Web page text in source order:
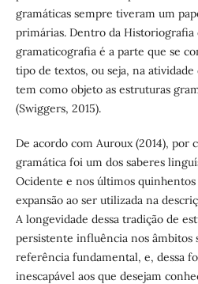
gramáticas sempre tiveram um
primárias. Dentro da Historiografia
gramaticografia é a parte que se
tipo de textos, ou seja, na
tem como objeto as estruturas
(Swiggers, 2015).
De acordo com Auroux (2014), por
gramática foi um dos saberes
Ocidente e nos últimos
expansão ao ser utilizada na
A longevidade dessa tradição de
persistente influência nos âmbitos
referência fundamental, e, dessa
inescapável aos que desejam